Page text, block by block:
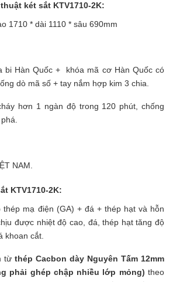
két sắt KTV1710-2K:
1710 * dài 1110 * sâu 690mm
bi Hàn Quốc + khóa mã cơ Hàn Quốc có
dò mã số + tay nắm hợp kim 3 chia.
hơn 1 ngàn độ trong 120 phút, chống
NAM.
KTV1710-2K:
mạ điện (GA) + đá + thép hạt và hỗn
được nhiệt độ cao, đá, thép hạt tăng độ
khoan cắt.
từ thép Cacbon dày Nguyên Tấm 12mm
phải ghép chập nhiều lớp mỏng) theo